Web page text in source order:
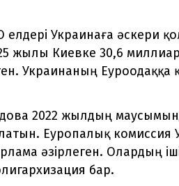
Украинаға әскери
жылы Киевке 30,6
Украинаның Еуроодаққа
2022 жылдың
Еуропалық комиссия
әзірлеген. Олардың
бар.